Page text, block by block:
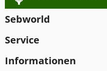
Sebworld
Service
Informationen